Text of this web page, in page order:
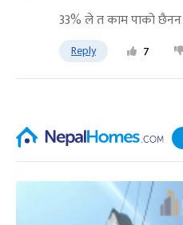
33% ले त काम पाको छैनन
Reply 7